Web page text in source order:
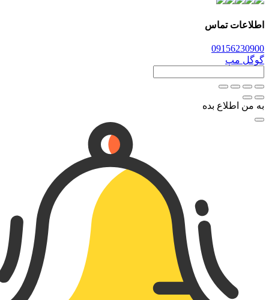
اطلاعات تماس
09156230900
گوگل مپ
به من اطلاع بده